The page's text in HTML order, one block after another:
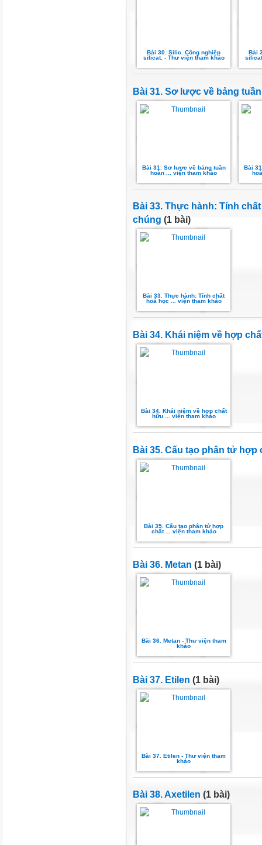
Bài 30. Silic. Công nghiệp
silicat. - Thư viện tham khảo
Bài
Bài 31. Sơ lược về bảng
Bài 31. Sơ lược về bảng tuần
hoàn ... viện tham khảo
Bài
Bài 33. Thực hành: Tính
chúng (1 bài)
Bài 33. Thực hành: Tính chất
hoá học ... viện tham khảo
Bài 34. Khái niệm về hợp
Bài 34. Khái niệm về hợp chất
hữu ... viện tham khảo
Bài 35. Cấu tạo phân tử
Bài 35. Cấu tạo phân tử hợp
chất ... viện tham khảo
Bài 36. Metan (1 bài)
Bài 36. Metan - Thư viện tham
khảo
Bài 37. Etilen (1 bài)
Bài 37. Etilen - Thư viện tham
khảo
Bài 38. Axetilen (1 bài)